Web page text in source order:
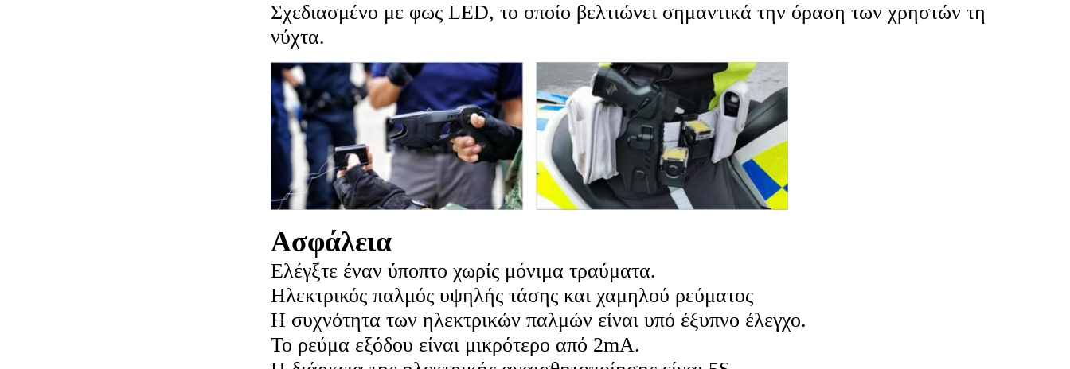
Σχεδιασμένο με φως LED, το οποίο βελτιώνει σημαντικά την όραση των χρηστών τη
νύχτα.
Ασφάλεια
Ελέγξτε έναν ύποπτο χωρίς μόνιμα τραύματα.
Ηλεκτρικός παλμός υψηλής τάσης και χαμηλού ρεύματος
Η συχνότητα των ηλεκτρικών παλμών είναι υπό έξυπνο έλεγχο.
Το ρεύμα εξόδου είναι μικρότερο από 2mA.